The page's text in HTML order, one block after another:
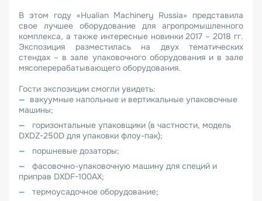
В этом году «Hualian Machinery Russia» представила
свое лучшее оборудование для агропромышленного
комплекса, а также интересные новинки 2017 – 2018 гг.
Экспозиция разместилась на двух тематических
стендах – в зале упаковочного оборудования и в зале
мясоперерабатывающего оборудования.
Гости экспозиции смогли увидеть:
вакуумные напольные и вертикальные упаковочные
машины;
горизонтальные упаковщики (в частности, модель
DXDZ-250D для упаковки флоу-пак);
поршневые дозаторы;
фасовочно-упаковочную машину для специй и
приправ DXDF-100AX;
термоусадочное оборудование;